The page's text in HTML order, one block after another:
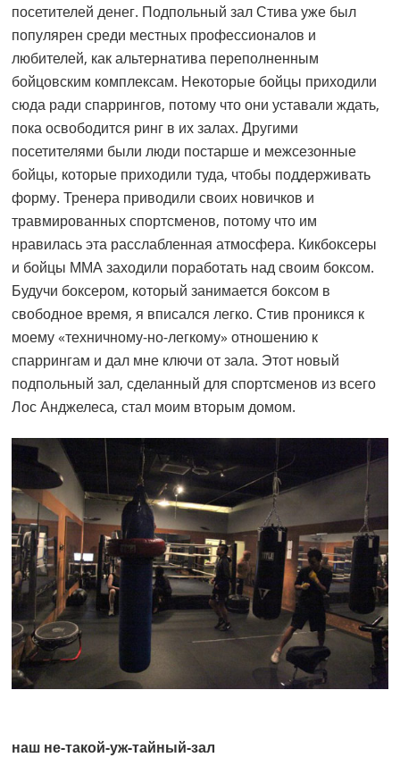
посетителей денег. Подпольный зал Стива уже был
популярен среди местных профессионалов и
любителей, как альтернатива переполненным
бойцовским комплексам. Некоторые бойцы приходили
сюда ради спаррингов, потому что они уставали ждать,
пока освободится ринг в их залах. Другими
посетителями были люди постарше и межсезонные
бойцы, которые приходили туда, чтобы поддерживать
форму. Тренера приводили своих новичков и
травмированных спортсменов, потому что им
нравилась эта расслабленная атмосфера. Кикбоксеры
и бойцы ММА заходили поработать над своим боксом.
Будучи боксером, который занимается боксом в
свободное время, я вписался легко. Стив проникся к
моему «техничному-но-легкому» отношению к
спаррингам и дал мне ключи от зала. Этот новый
подпольный зал, сделанный для спортсменов из всего
Лос Анджелеса, стал моим вторым домом.
наш не-такой-уж-тайный-зал